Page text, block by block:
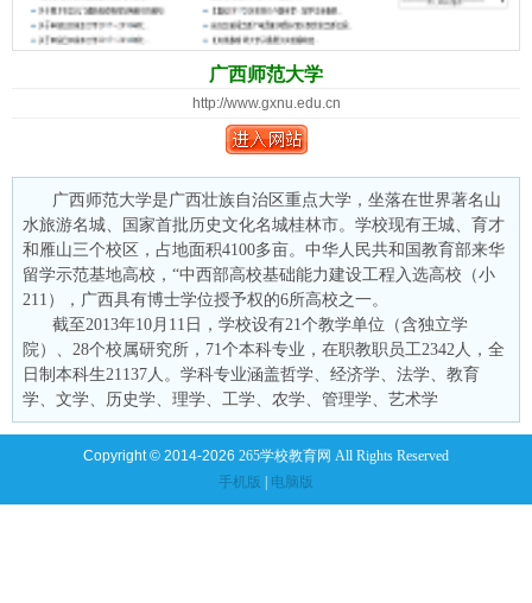
广西师范大学
http://www.gxnu.edu.cn
广西师范大学是广西壮族自治区重点大学，坐落在世界著名山
水旅游名城、国家首批历史文化名城桂林市。学校现有王城、育才
和雁山三个校区，占地面积4100多亩。中华人民共和国教育部来华
留学示范基地高校，“中西部高校基础能力建设工程入选高校（小
211），广西具有博士学位授予权的6所高校之一。
截至2013年10月11日，学校设有21个教学单位（含独立学
院）、28个校属研究所，71个本科专业，在职教职员工2342人，全
日制本科生21137人。学科专业涵盖哲学、经济学、法学、教育
学、文学、历史学、理学、工学、农学、管理学、艺术学
Copyright © 2014-2026 265学校教育网 All Rights Reserved
手机版 | 电脑版